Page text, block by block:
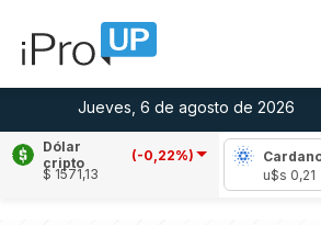
Jueves, 6 de agosto de 2026
Dólar
cripto
(-0,22%)
$ 1571,13
(-2,11%)
Cardano
(7,92%)